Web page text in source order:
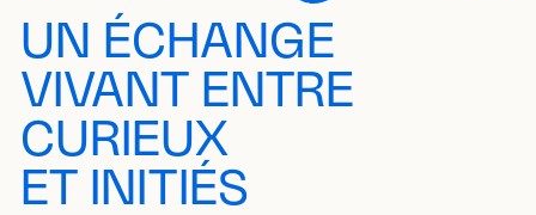
UN ÉCHANGE
VIVANT ENTRE
CURIEUX
ET INITIÉS